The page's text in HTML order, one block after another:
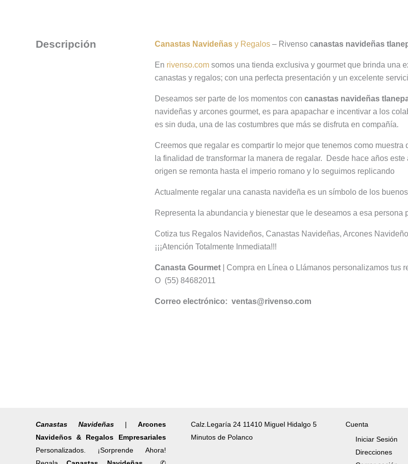
Descripción Canastas Navideñas y Regalos – Rivenso canastas navideñas
En rivenso.com somos una tienda exclusiva y gourmet que brinda una
canastas y regalos; con una perfecta presentación y un excelente
Deseamos ser parte de los momentos con canastas navideñas
navideñas y arcones gourmet, es para apapachar e incentivar a los
es sin duda, una de las costumbres que más se disfruta en compañía.
Creemos que regalar es compartir lo mejor que tenemos como
la finalidad de transformar la manera de regalar. Desde hace años
origen se remonta hasta el imperio romano y lo seguimos replicando
Actualmente regalar una canasta navideña es un símbolo de los
Representa la abundancia y bienestar que le deseamos a esa persona
Cotiza tus Regalos Navideños, Canastas Navideñas, Arcones
¡¡¡Atención Totalmente Inmediata!!!
Canasta Gourmet
| Compra en Línea o Llámanos personalizamos
O (55) 84682011
Correo electrónico: ventas@rivenso.com
Canastas Navideñas| Arcones
Navideños & Regalos Empresariales
Personalizados. ¡Sorprende Ahora!
Calz.Legaría 24 11410 Miguel Hidalgo 5
Minutos de Polanco
Cuenta
Iniciar Sesión
Direcciones